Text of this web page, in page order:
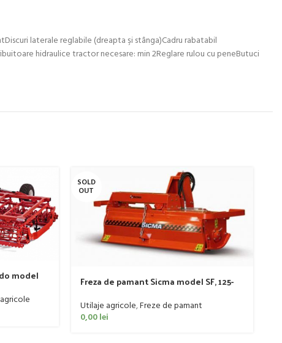
laterale reglabile (dreapta şi stânga)Cadru rabatabil
hidraulice tractor necesare: min 2Reglare rulou cu peneButuci
model
SOLD
OUT
Freza de pamant Sicma model SF, 125-
Utilaje agricole,Freze de pamant
0,00lei